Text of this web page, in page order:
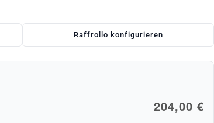
Raffrollo konfigurieren
204,00 €